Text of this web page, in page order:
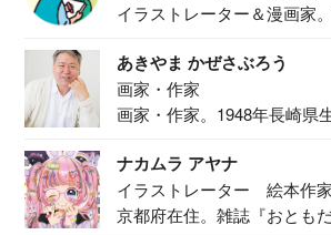
イラストレーター＆漫画家
あきやま かぜさぶろう
画家・作家
画家・作家。1948年長崎県
ナカムラ アヤナ
イラストレーター 絵本作家
京都府在住。雑誌『おとも